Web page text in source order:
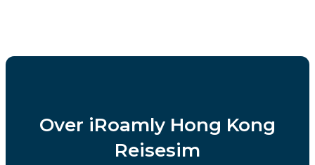
Over iRoamly Hong Kong
Reisesim